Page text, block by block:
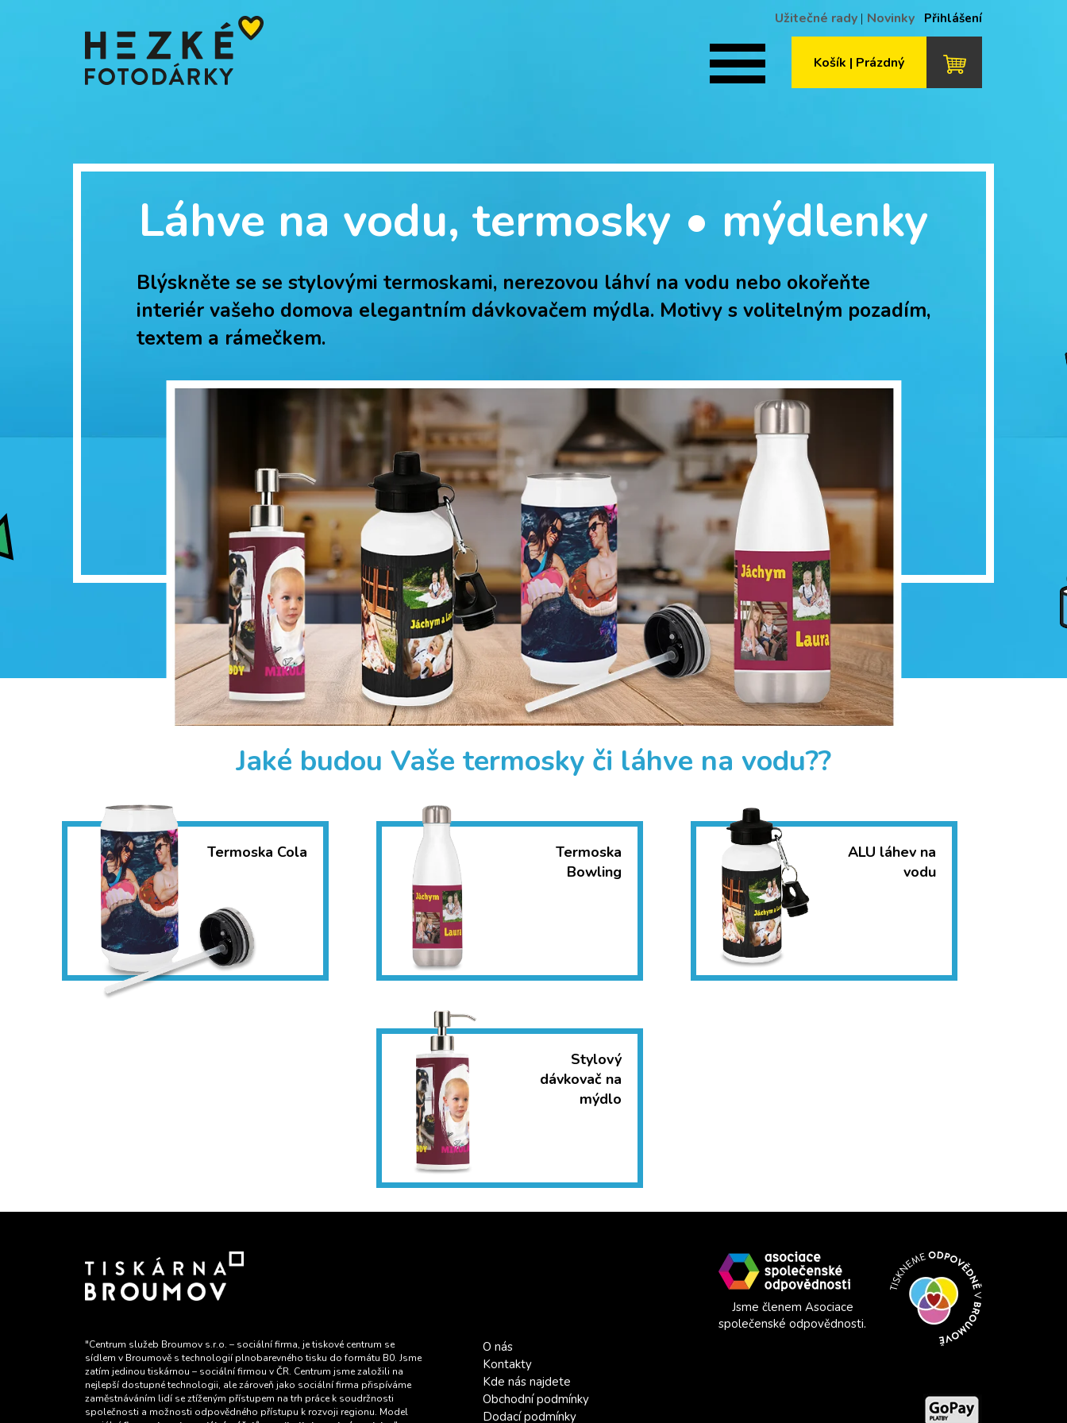
Přihlášení
Užitečné rady | Novinky
Košík | Prázdný
Láhve na vodu, termosky • mýdlenky
Blýskněte se se stylovými termoskami, nerezovou láhví na vodu nebo okořeňte
interiér vašeho domova elegantním dávkovačem mýdla. Motivy s volitelným pozadím,
textem a rámečkem.
Jaké budou Vaše termosky či láhve na vodu??
Termoska Cola
Termoska
Bowling
ALU láhev na
vodu
Stylový
dávkovač na
mýdlo
Jsme členem Asociace
společenské odpovědnosti.
"Centrum služeb Broumov s.r.o. – sociální firma, je tiskové centrum se
sídlem v Broumově s technologií plnobarevného tisku do formátu B0. Jsme
zatím jedinou tiskárnou – sociální firmou v ČR. Centrum jsme založili na
nejlepší dostupné technologii, ale zároveň jako sociální firma přispíváme
zaměstnáváním lidí se ztíženým přístupem na trh práce k soudržnosti
společnosti a možnosti odpovědného přístupu k rozvoji regionu. Model
O nás
Kontakty
Kde nás najdete
Obchodní podmínky
Dodací podmínky